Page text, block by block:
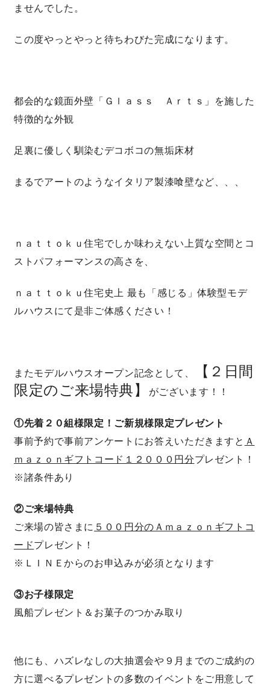
ませんでした。
この度やっとやっと待ちわびた完成になります。
都会的な鏡面外壁「Ｇｌａｓｓ Ａｒｔｓ」を施した
特徴的な外観
足裏に優しく馴染むデコボコの無垢床材
まるでアートのようなイタリア製漆喰壁など、、、
ｎａｔｔｏｋｕ住宅でしか味わえない上質な空間とコ
ストパフォーマンスの高さを、
ｎａｔｔｏｋｕ住宅史上 最も「感じる」体験型モデ
ルハウスにて是非ご体感ください！
またモデルハウスオープン記念として、
【２日間
限定のご来場特典】
がございます！！
①先着２０組様限定！ご新規様限定プレゼント
事前予約で事前アンケートにお答えいただきますと Ａ
ｍａｚｏｎギフトコード１２０００円分プレゼント！
※諸条件あり
②ご来場特典
ご来場の皆さまに ５００円分のＡｍａｚｏｎギフトコ
ードプレゼント！
※ＬＩＮＥからのお申込みが必須となります
③お子様限定
風船プレゼント＆お菓子のつかみ取り
他にも、ハズレなしの大抽選会や９月までのご成約の
方に選べるプレゼントの多数のイベントをご用意して